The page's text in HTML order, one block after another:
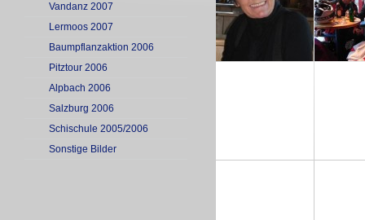
Vandanz 2007
Lermoos 2007
Baumpflanzaktion 2006
Pitztour 2006
Alpbach 2006
Salzburg 2006
Schischule 2005/2006
Sonstige Bilder